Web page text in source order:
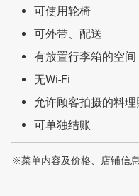
可使用轮椅
可外带、配送
有放置行李箱的空间
无Wi-Fi
允许顾客拍摄的料
可单独结账
※菜单内容及价格、店铺信